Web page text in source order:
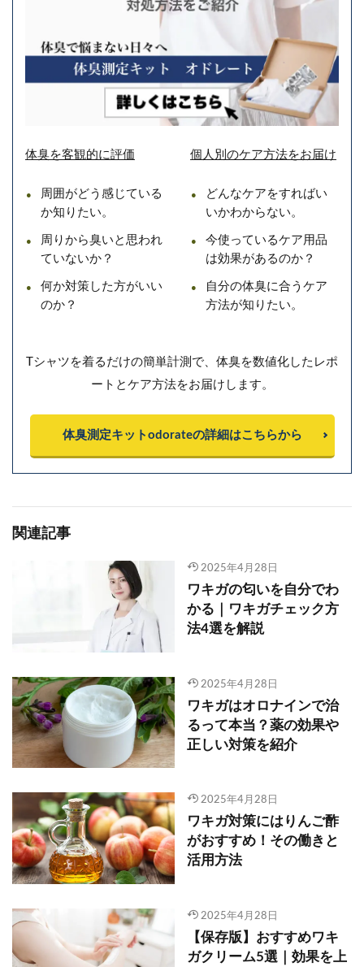
体臭を客観的に評価
周囲がどう感じている
か知りたい。
周りから臭いと思われ
ていないか？
何か対策した方がいい
のか？
個人別のケア方法をお届け
どんなケアをすればい
いかわからない。
今使っているケア用品
は効果があるのか？
自分の体臭に合うケア
方法が知りたい。
Tシャツを着るだけの簡単計測で、体臭を数値化したレポ
ートとケア方法をお届けします。
体臭測定キットodorateの詳細はこちらから
関連記事
2025年4月28日
ワキガの匂いを自分でわ
かる｜ワキガチェック方
法4選を解説
2025年4月28日
ワキガはオロナインで治
るって本当？薬の効果や
正しい対策を紹介
2025年4月28日
ワキガ対策にはりんご酢
がおすすめ！その働きと
活用方法
2025年4月28日
【保存版】おすすめワキ
ガクリーム5選｜効果を上